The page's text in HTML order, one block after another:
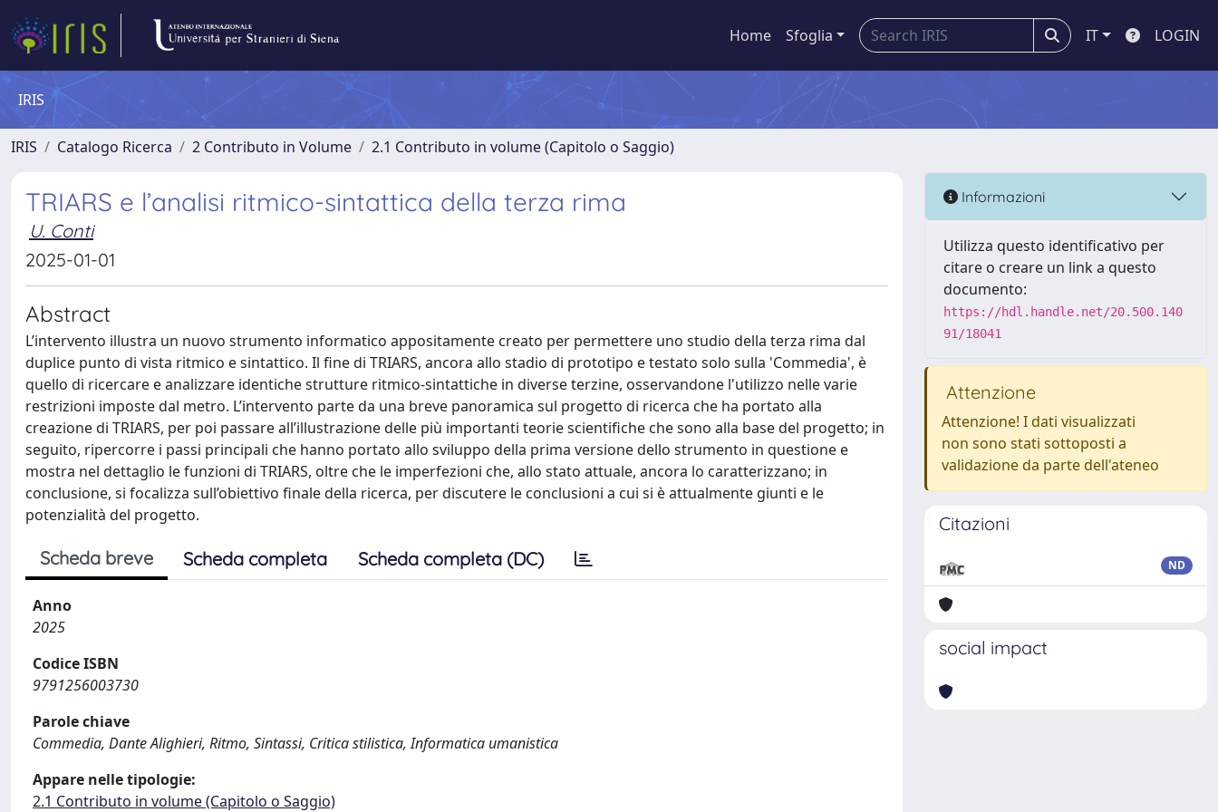
Home Sfoglia IT LOGIN
IRIS
IRIS Catalogo Ricerca 2 Contributo in Volume 2.1 Contributo in volume (Capitolo o Saggio)
TRIARS e l’analisi ritmico-sintattica della terza rima
U. Conti
2025-01-01
Abstract
L’intervento illustra un nuovo strumento informatico appositamente creato per permettere uno studio della terza rima dal
duplice punto di vista ritmico e sintattico. Il fine di TRIARS, ancora allo stadio di prototipo e testato solo sulla 'Commedia', è
quello di ricercare e analizzare identiche strutture ritmico-sintattiche in diverse terzine, osservandone l'utilizzo nelle varie
restrizioni imposte dal metro. L’intervento parte da una breve panoramica sul progetto di ricerca che ha portato alla
creazione di TRIARS, per poi passare all’illustrazione delle più importanti teorie scientifiche che sono alla base del progetto; in
seguito, ripercorre i passi principali che hanno portato allo sviluppo della prima versione dello strumento in questione e
mostra nel dettaglio le funzioni di TRIARS, oltre che le imperfezioni che, allo stato attuale, ancora lo caratterizzano; in
conclusione, si focalizza sull’obiettivo finale della ricerca, per discutere le conclusioni a cui si è attualmente giunti e le
potenzialità del progetto.
Scheda breve Scheda completa Scheda completa (DC)
Anno
2025
Codice ISBN
9791256003730
Parole chiave
Commedia, Dante Alighieri, Ritmo, Sintassi, Critica stilistica, Informatica umanistica
Appare nelle tipologie:
2.1 Contributo in volume (Capitolo o Saggio)
Informazioni
Utilizza questo identificativo per
citare o creare un link a questo
documento:
https://hdl.handle.net/20.500.140
91/18041
Attenzione
Attenzione! I dati visualizzati
non sono stati sottoposti a
validazione da parte dell'ateneo
Citazioni
ND
social impact